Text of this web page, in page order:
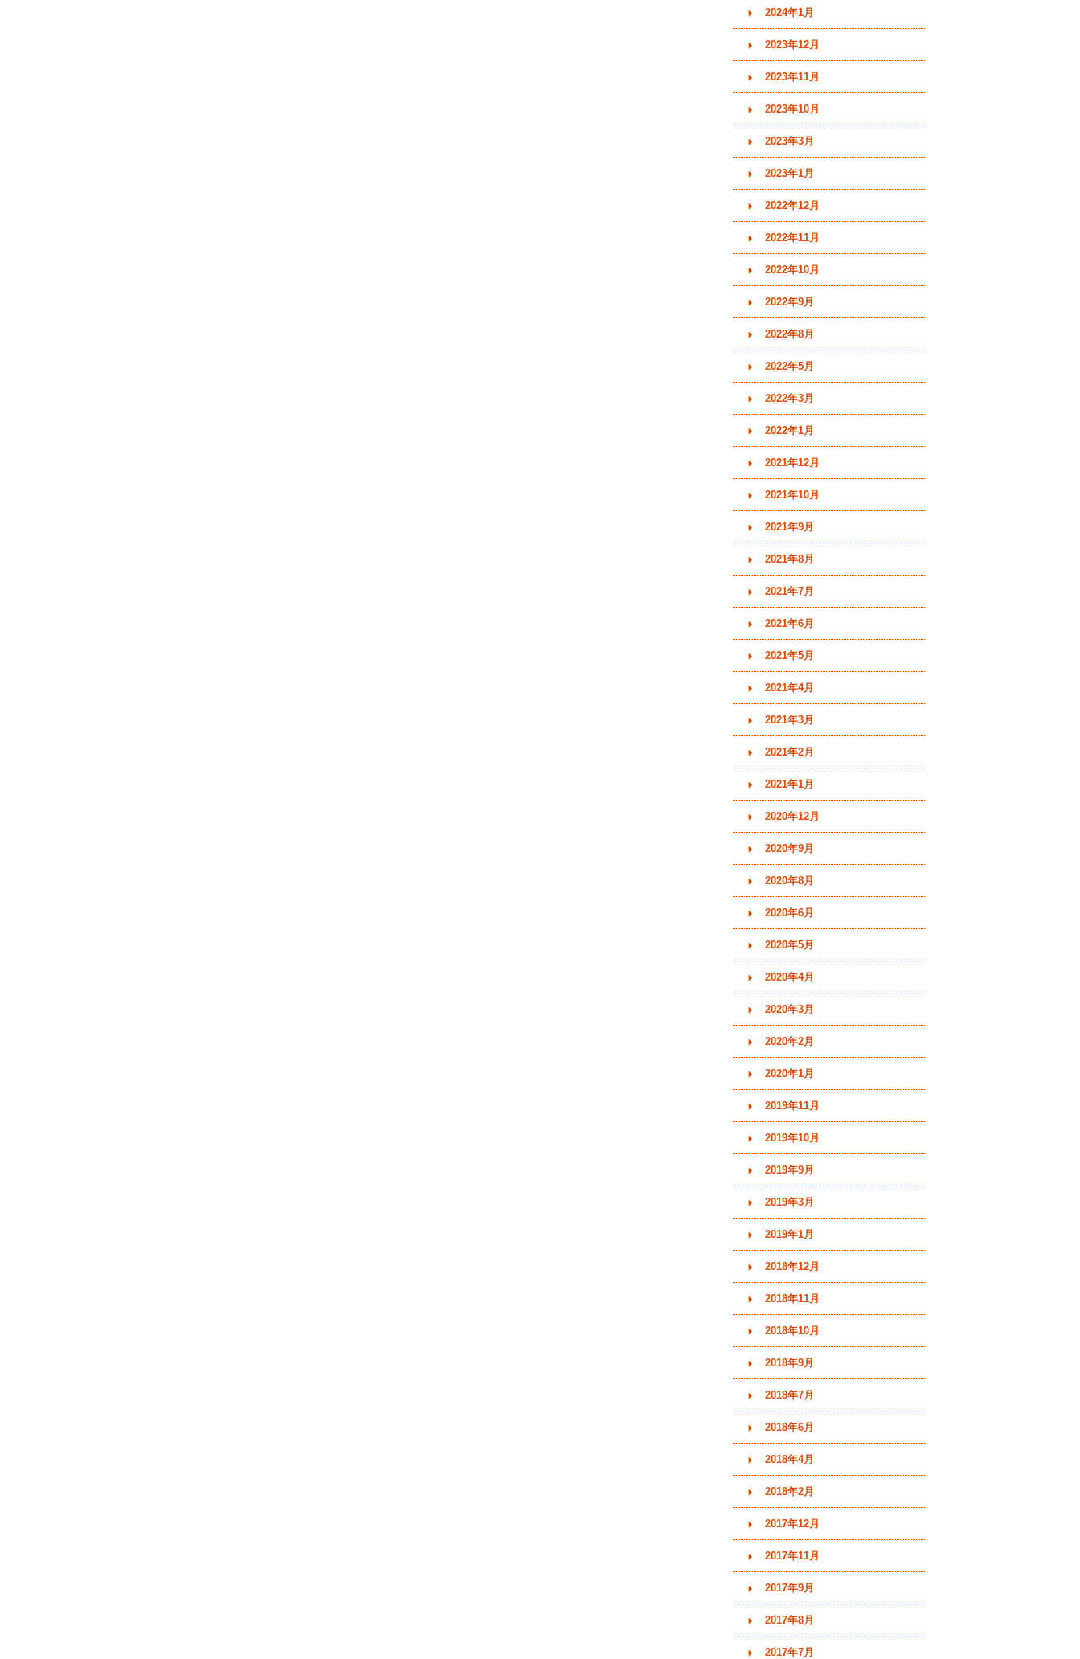
2024年1月
2023年12月
2023年11月
2023年10月
2023年3月
2023年1月
2022年12月
2022年11月
2022年10月
2022年9月
2022年8月
2022年5月
2022年3月
2022年1月
2021年12月
2021年10月
2021年9月
2021年8月
2021年7月
2021年6月
2021年5月
2021年4月
2021年3月
2021年2月
2021年1月
2020年12月
2020年9月
2020年8月
2020年6月
2020年5月
2020年4月
2020年3月
2020年2月
2020年1月
2019年11月
2019年10月
2019年9月
2019年3月
2019年1月
2018年12月
2018年11月
2018年10月
2018年9月
2018年7月
2018年6月
2018年4月
2018年2月
2017年12月
2017年11月
2017年9月
2017年8月
2017年7月